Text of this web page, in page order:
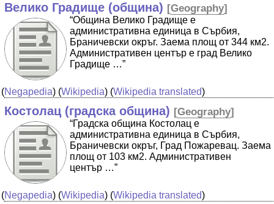
Велико Градище (община) [Geography]
“Община Велико Градище е
административна единица в Сърбия,
Браничевски окръг. Заема площ от 344 км2.
Административен център е град Велико
Градище …”
(Negapedia) (Wikipedia) (Wikipedia translated)
Костолац (градска община) [Geography]
“Градска община Костолац е
административна единица в Сърбия,
Браничевски окръг, Град Пожаревац. Заема
площ от 103 км2. Административен
център …”
(Negapedia) (Wikipedia) (Wikipedia translated)